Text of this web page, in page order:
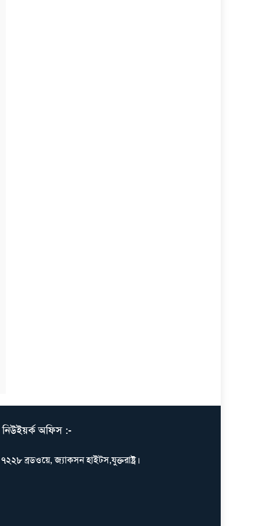
নিউইয়র্ক অফিস :-
৭২২৮ ব্রডওয়ে, জ্যাকসন হাইটস,যুক্তরাষ্ট্র।